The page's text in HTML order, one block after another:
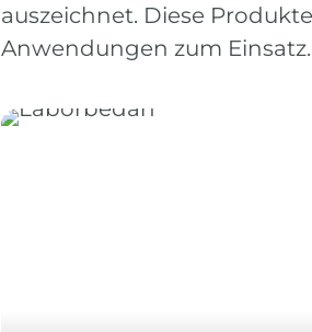
auszeichnet. Diese
Anwendungen zum Einsatz.